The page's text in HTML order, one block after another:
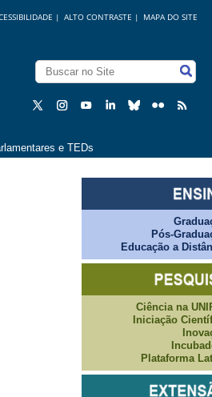
MAPA DO SITE
ALTO CONTRASTE |
|
e TEDs
Pós-
Educação a
Ciência na
Iniciação
Plataforma